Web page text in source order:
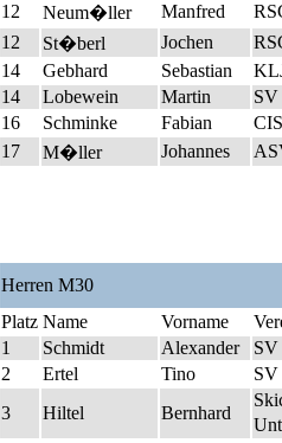
12
Neum�ller Manfred
12
St�berl Jochen
14
Gebhard Sebastian
14
Lobewein Martin
SV
16
Schminke Fabian
17
M�ller Johannes
Herren M30
Platz Name Vorname
1
Schmidt Alexander
SV
2
Ertel Tino
SV
3
Hiltel Bernhard